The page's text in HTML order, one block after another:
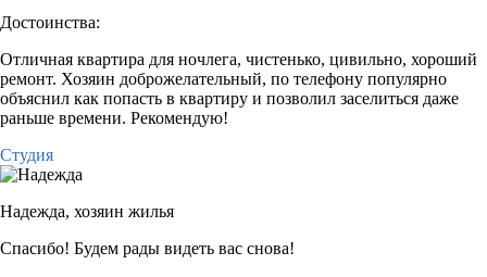
Достоинства:
Отличная квартира для ночлега, чистенько, цивильно, хороший
ремонт. Хозяин доброжелательный, по телефону популярно
объяснил как попасть в квартиру и позволил заселиться даже
раньше времени. Рекомендую!
Студия
Надежда, хозяин жилья
Спасибо! Будем рады видеть вас снова!